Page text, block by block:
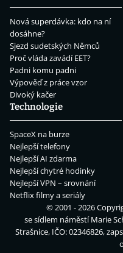
Nová superdávka: kdo na ní
dosáhne?
Sjezd sudetských Němců
Proč vláda zavádí EET?
Padni komu padni
Výpověď z práce vzor
Divoký kačer
Technologie
SpaceX na burze
Nejlepší telefony
Nejlepší AI zdarma
Nejlepší chytré hodinky
Nejlepší VPN – srovnání
Netflix filmy a seriály
© 2001 - 2026
se sídlem náměstí Marie
Strašnice, IČO: 02346826,